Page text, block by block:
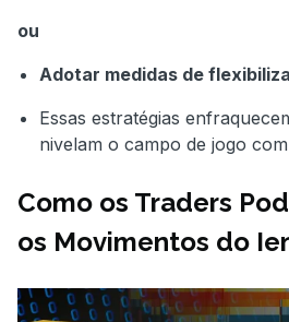
ou
Adotar medidas de
Essas estratégias
nivelam o campo de jogo
Como os Traders
os Movimentos do